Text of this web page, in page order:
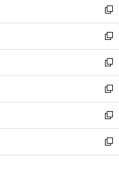
で
開
く
ド
ウ
で
開
く
ィ
ン
ド
ウ
で
開
く
い
ウ
ィ
ン
ド
ウ
で
開
く
新
し
い
ウ
ィ
ン
ド
ウ
で
開
く
新
し
い
ウ
ィ
ン
ド
ウ
で
開
新
し
い
ウ
ィ
ン
ド
ウ
新
し
い
ウ
ィ
ン
新
し
い
ウ
新
し